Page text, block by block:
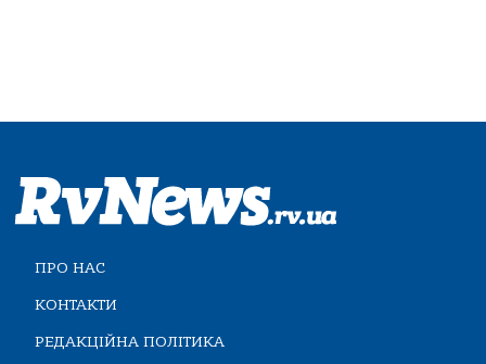
ПРО НАС
КОНТАКТИ
РЕДАКЦІЙНА ПОЛІТИКА